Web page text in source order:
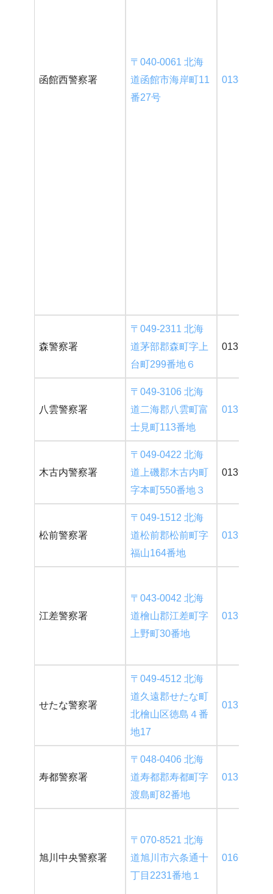
函館西警察署
〒040-0061 北海
道函館市海岸町11
番27号
0138-42-
森警察署
〒049-2311 北海
道茅部郡森町字上
台町299番地６
01374-2-
八雲警察署
〒049-3106 北海
道二海郡八雲町富
士見町113番地
0137-64-
木古内警察署
〒049-0422 北海
道上磯郡木古内町
字本町550番地３
01392-2-
松前警察署
〒049-1512 北海
道松前郡松前町字
福山164番地
0139-42-
江差警察署
〒043-0042 北海
道檜山郡江差町字
上野町30番地
0139-52-
せたな警察署
〒049-4512 北海
道久遠郡せたな町
北檜山区徳島４番
地17
0137-84-
寿都警察署
〒048-0406 北海
道寿都郡寿都町字
渡島町82番地
0136-62-
旭川中央警察署
〒070-8521 北海
道旭川市六条通十
丁目2231番地１
0166-25-